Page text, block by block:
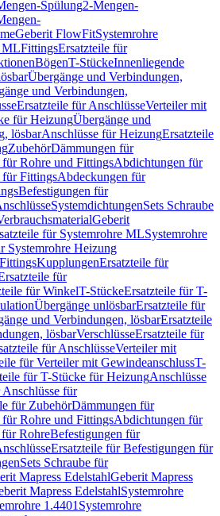
Spülung2-Mengen-
Geberit FlowFitSystemrohre
MLFittingsErsatzteile für
BögenT-StückeInnenliegende
Übergänge und Verbindungen,
und Verbindungen,
Ersatzteile für AnschlüsseVerteiler mit
für HeizungÜbergänge und
lösbarAnschlüsse für HeizungErsatzteile
ZubehörDämmungen für
Rohre und FittingsAbdichtungen für
FittingsAbdeckungen für
Befestigungen für
SystemdichtungenSets Schraube
Geberit
für Systemrohre MLSystemrohre
Systemrohre Heizung
KupplungenErsatzteile für
für
für WinkelT-StückeErsatzteile für T-
Übergänge unlösbarErsatzteile für
und Verbindungen, lösbarErsatzteile
lösbarVerschlüsseErsatzteile für
für AnschlüsseVerteiler mit
für Verteiler mit GewindeanschlussT-
für T-Stücke für HeizungAnschlüsse
für
für ZubehörDämmungen für
Rohre und FittingsAbdichtungen für
RohreBefestigungen für
Ersatzteile für Befestigungen für
Sets Schraube für
Mapress EdelstahlGeberit Mapress
Mapress EdelstahlSystemrohre
1.4401 Systemrohre